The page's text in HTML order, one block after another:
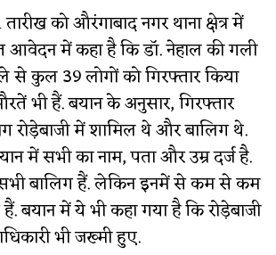
को औरंगाबाद नगर थाना क्षेत्र में
आवेदन में कहा है कि डॉ. नेहाल की गली
कुल 39 लोगों को गिरफ्तार किया
भी हैं. बयान के अनुसार, गिरफ्तार
रोड़ेबाजी में शामिल थे और बालिग थे.
में सभी का नाम, पता और उम्र दर्ज है.
सभी बालिग हैं. लेकिन इनमें से कम से कम
बयान में ये भी कहा गया है कि रोड़ेबाजी
भी जख्मी हुए.